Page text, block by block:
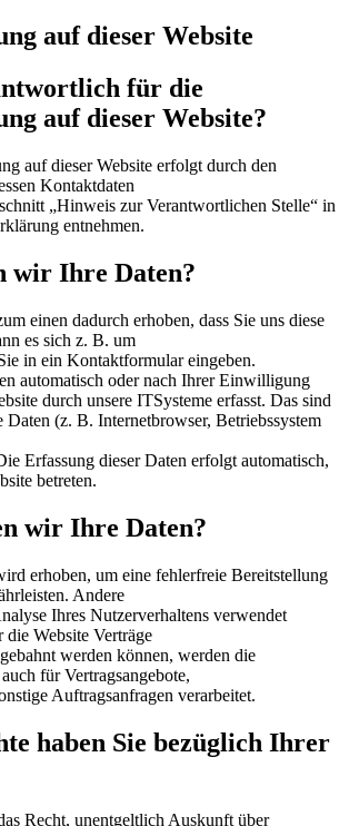
auf dieser Website
für die
auf dieser Website?
auf dieser Website erfolgt durch den
Kontaktdaten
„Hinweis zur Verantwortlichen Stelle“ in
entnehmen.
wir Ihre Daten?
einen dadurch erhoben, dass Sie uns diese
es sich z. B. um
in ein Kontaktformular eingeben.
automatisch oder nach Ihrer Einwilligung
durch unsere ITSysteme erfasst. Das sind
Daten (z. B. Internetbrowser, Betriebssystem
Erfassung dieser Daten erfolgt automatisch,
betreten.
wir Ihre Daten?
erhoben, um eine fehlerfreie Bereitstellung
Andere
Ihres Nutzerverhaltens verwendet
Website Verträge
werden können, werden die
für Vertragsangebote,
Auftragsanfragen verarbeitet.
haben Sie bezüglich Ihrer
Recht, unentgeltlich Auskunft über